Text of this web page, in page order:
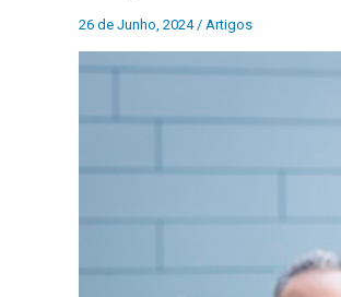
26 de Junho, 2024 / Artigos